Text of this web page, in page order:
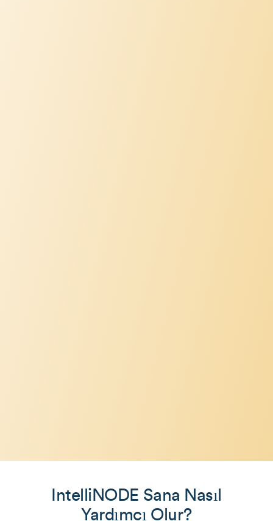
IntelliNODE Sana Nasıl
Yardımcı Olur?